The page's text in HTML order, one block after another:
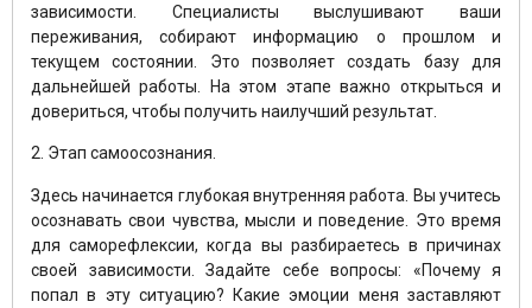
зависимости. Специалисты выслушивают ваши
переживания, собирают информацию о прошлом и
текущем состоянии. Это позволяет создать базу для
дальнейшей работы. На этом этапе важно открыться и
довериться, чтобы получить наилучший результат.
2. Этап самоосознания.
Здесь начинается глубокая внутренняя работа. Вы учитесь
осознавать свои чувства, мысли и поведение. Это время
для саморефлексии, когда вы разбираетесь в причинах
своей зависимости. Задайте себе вопросы: «Почему я
попал в эту ситуацию? Какие эмоции меня заставляют